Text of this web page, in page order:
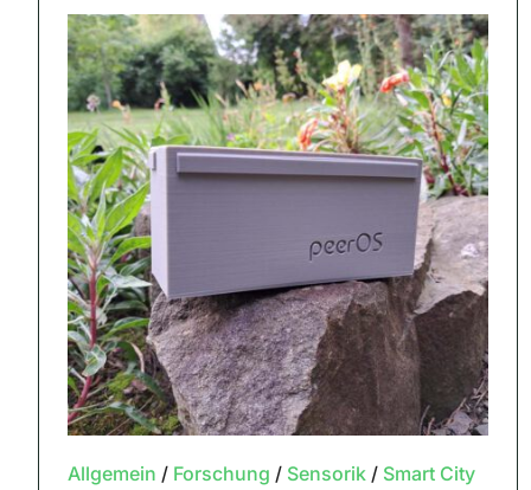
Allgemein / Forschung / Sensorik/ Smart City